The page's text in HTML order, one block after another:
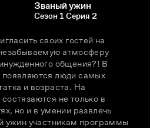
Званый ужин
Сезон 1 Серия 2
своих гостей на
атмосферу
общения?! В
появляются люди самых
и возраста. На
не только в
но и в умении развлечь
ужин участникам программы